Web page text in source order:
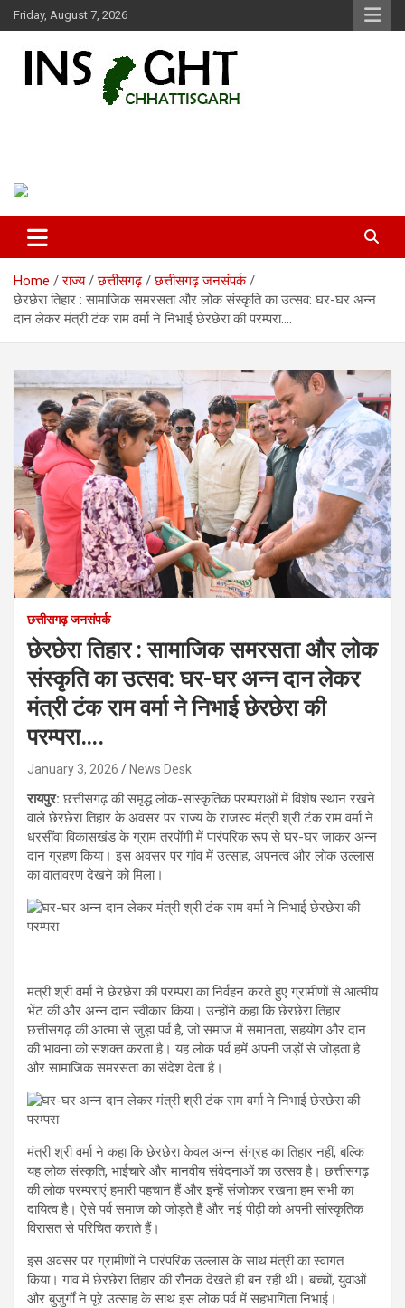
Skip
to
Friday, August 7, 2026
Home राज्य छत्तीसगढ़
छत्तीसगढ़ जनसंपर्क
छेरछेरा तिहार : सामाजिक समरसता और लोक संस्कृति का उत्सव: घर-घर अन्न
दान लेकर मंत्री टंक राम वर्मा ने निभाई छेरछेरा की परम्परा….
छत्तीसगढ़ जनसंपर्क
छेरछेरा तिहार : सामाजिक समरसता और लोक
संस्कृति का उत्सव: घर-घर अन्न दान लेकर
मंत्री टंक राम वर्मा ने निभाई छेरछेरा की
परम्परा….
January 3, 2026 News Desk
रायपुर: छत्तीसगढ़ की समृद्ध लोक-सांस्कृतिक परम्पराओं में विशेष स्थान रखने
वाले छेरछेरा तिहार के अवसर पर राज्य के राजस्व मंत्री श्री टंक राम वर्मा ने
धरसींवा विकासखंड के ग्राम तरपोंगी में पारंपरिक रूप से घर-घर जाकर अन्न
दान ग्रहण किया। इस अवसर पर गांव में उत्साह, अपनत्व और लोक उल्लास
का वातावरण देखने को मिला।
मंत्री श्री वर्मा ने छेरछेरा की परम्परा का निर्वहन करते हुए ग्रामीणों से आत्मीय
भेंट की और अन्न दान स्वीकार किया। उन्होंने कहा कि छेरछेरा तिहार
छत्तीसगढ़ की आत्मा से जुड़ा पर्व है, जो समाज में समानता, सहयोग और दान
की भावना को सशक्त करता है। यह लोक पर्व हमें अपनी जड़ों से जोड़ता है
और सामाजिक समरसता का संदेश देता है।
मंत्री श्री वर्मा ने कहा कि छेरछेरा केवल अन्न संग्रह का तिहार नहीं, बल्कि
यह लोक संस्कृति, भाईचारे और मानवीय संवेदनाओं का उत्सव है। छत्तीसगढ़
की लोक परम्पराएं हमारी पहचान हैं और इन्हें संजोकर रखना हम सभी का
दायित्व है। ऐसे पर्व समाज को जोड़ते हैं और नई पीढ़ी को अपनी सांस्कृतिक
विरासत से परिचित कराते हैं।
इस अवसर पर ग्रामीणों ने पारंपरिक उल्लास के साथ मंत्री का स्वागत
किया। गांव में छेरछेरा तिहार की रौनक देखते ही बन रही थी। बच्चों, युवाओं
और बुजुर्गों ने पूरे उत्साह के साथ इस लोक पर्व में सहभागिता निभाई।